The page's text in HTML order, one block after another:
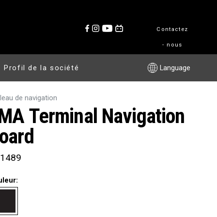
Contactez
- nous
Profil de la société Language
de navigation
Terminal Navigation